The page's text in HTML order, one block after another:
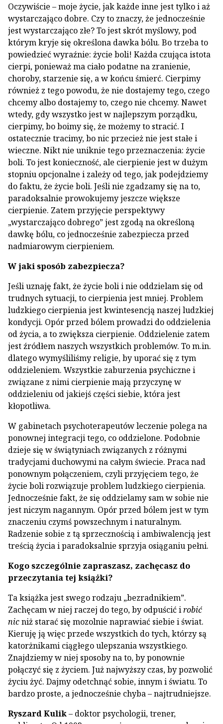
Oczywiście – moje życie, jak każde inne jest tylko i aż
wystarczająco dobre. Czy to znaczy, że jednocześnie
jest wystarczająco złe? To jest skrót myślowy, pod
którym kryje się określona dawka bólu. Bo trzeba to
powiedzieć wyraźnie: życie boli! Każda czująca istota
cierpi, ponieważ ma ciało podatne na zranienie,
choroby, starzenie się, a w końcu śmierć. Cierpimy
również z tego powodu, że nie dostajemy tego, czego
chcemy albo dostajemy to, czego nie chcemy. Nawet
wtedy, gdy wszystko jest w najlepszym porządku,
cierpimy, bo boimy się, że możemy to stracić. I
ostatecznie tracimy, bo nic przecież nie jest stałe i
wieczne. Nikt nie uniknie tego przeznaczenia: życie
boli. To jest konieczność, ale cierpienie jest w dużym
stopniu opcjonalne i zależy od tego, jak podejdziemy
do faktu, że życie boli. Jeśli nie zgadzamy się na to,
paradoksalnie prowokujemy jeszcze większe
cierpienie. Zatem przyjęcie perspektywy
„wystarczająco dobrego” jest zgodą na określoną
dawkę bólu, co jednocześnie zabezpiecza przed
nadmiarowym cierpieniem.
W jaki sposób zabezpiecza?
Jeśli uznaję fakt, że życie boli i nie oddzielam się od
trudnych sytuacji, to cierpienia jest mniej. Problem
ludzkiego cierpienia jest kwintesencją naszej ludzkiej
kondycji. Opór przed bólem prowadzi do oddzielenia
od życia, a to zwiększa cierpienie. Oddzielenie zatem
jest źródłem naszych wszystkich problemów. To m.in.
dlatego wymyśliliśmy religie, by uporać się z tym
oddzieleniem. Wszystkie zaburzenia psychiczne i
związane z nimi cierpienie mają przyczynę w
oddzieleniu od jakiejś części siebie, która jest
kłopotliwa.
W gabinetach psychoterapeutów leczenie polega na
ponownej integracji tego, co oddzielone. Podobnie
dzieje się w świątyniach związanych z różnymi
tradycjami duchowymi na całym świecie. Praca nad
ponownym połączeniem, czyli przyjęciem tego, że
życie boli rozwiązuje problem ludzkiego cierpienia.
Jednocześnie fakt, że się oddzielamy sam w sobie nie
jest niczym nagannym. Opór przed bólem jest w tym
znaczeniu czymś powszechnym i naturalnym.
Radzenie sobie z tą sprzecznością i ambiwalencją jest
treścią życia i paradoksalnie sprzyja osiąganiu pełni.
Kogo szczególnie zapraszasz, zachęcasz do
przeczytania tej książki?
Ta książka jest swego rodzaju „bezradnikiem”.
Zachęcam w niej raczej do tego, by odpuścić irobić
nicniż starać się mozolnie naprawiać siebie i świat.
Kieruję ją więc przede wszystkich do tych, którzy są
katorżnikami ciągłego ulepszania wszystkiego.
Znajdziemy w niej sposoby na to, by ponownie
połączyć się z życiem. Już najwyższy czas, by pozwolić
życiu żyć. Dajmy odetchnąć sobie, innym i światu. To
bardzo proste, a jednocześnie chyba – najtrudniejsze.
Ryszard Kulik– doktor psychologii, trener,